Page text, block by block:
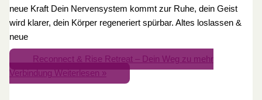
neue Kraft Dein Nervensystem kommt zur Ruhe, dein Geist
wird klarer, dein Körper regeneriert spürbar. Altes loslassen &
neue
Reconnect & Rise Retreat – Dein Weg zu mehr
Verbindung Weiterlesen »